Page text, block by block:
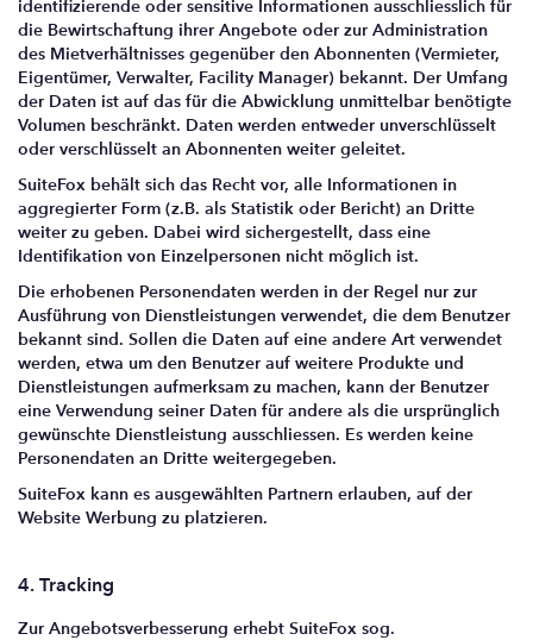
identifizierende oder sensitive Informationen ausschliesslich für
die Bewirtschaftung ihrer Angebote oder zur Administration
des Mietverhältnisses gegenüber den Abonnenten (Vermieter,
Eigentümer, Verwalter, Facility Manager) bekannt. Der Umfang
der Daten ist auf das für die Abwicklung unmittelbar benötigte
Volumen beschränkt. Daten werden entweder unverschlüsselt
oder verschlüsselt an Abonnenten weiter geleitet.
SuiteFox behält sich das Recht vor, alle Informationen in
aggregierter Form (z.B. als Statistik oder Bericht) an Dritte
weiter zu geben. Dabei wird sichergestellt, dass eine
Identifikation von Einzelpersonen nicht möglich ist.
Die erhobenen Personendaten werden in der Regel nur zur
Ausführung von Dienstleistungen verwendet, die dem Benutzer
bekannt sind. Sollen die Daten auf eine andere Art verwendet
werden, etwa um den Benutzer auf weitere Produkte und
Dienstleistungen aufmerksam zu machen, kann der Benutzer
eine Verwendung seiner Daten für andere als die ursprünglich
gewünschte Dienstleistung ausschliessen. Es werden keine
Personendaten an Dritte weitergegeben.
SuiteFox kann es ausgewählten Partnern erlauben, auf der
Website Werbung zu platzieren.
4. Tracking
Zur Angebotsverbesserung erhebt SuiteFox sog.